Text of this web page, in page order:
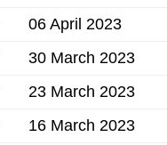
06 April 2023
30 March 2023
23 March 2023
16 March 2023